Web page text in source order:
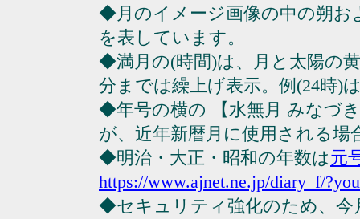
◆月のイメージ画像の中の朔
を表しています。
◆満月の(時間)は、月と太陽の
分までは繰上げ表示。例(24時)
◆年号の横の 【水無月 みなづ
が、近年新暦月に使用される場
◆明治・大正・昭和の年数は元
https://www.ajnet.ne.jp/diary_f/
◆セキュリティ強化のため、今